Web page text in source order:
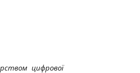
цифрової